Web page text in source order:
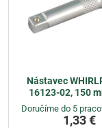
Nástavec
16123-02, 150
Doručíme do 5
1,33 €